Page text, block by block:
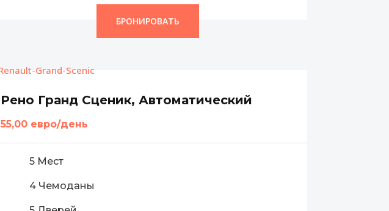
БРОНИРОВАТЬ
Рено Гранд Сценик, Автоматический
55,00 евро/день
5 Мест
4 Чемоданы